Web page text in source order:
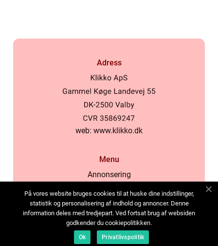
Adress
web: www.klikko.dk
Menu
Annonsering
Cookies
Kontakta oss
Sitemap
På vores website bruges cookies til at huske dine indstillinger,
statistik og personalisering af indhold og annoncer. Denne
information deles med tredjepart. Ved fortsat brug af websiden
godkender du cookiepolitikken.
Ok Privatlivspolitik